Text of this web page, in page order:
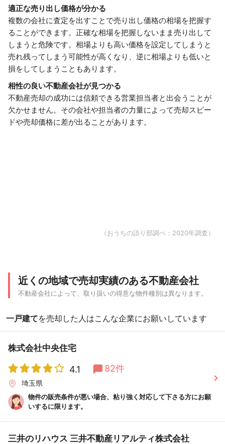
適正な売り出し価格が分かる
複数の会社に査定を出すことで売り出し価格の相場を把握す
ることができます。正確な相場を把握しないまま売り出して
しまうと危険です。相場よりも高い価格を設定してしまうと
売れ残ってしまう可能性が高くなり、逆に相場よりも低いと
損をしてしまうこともあります。
相性の良い不動産会社が見つかる
不動産売却の成功には信頼できる営業担当者と出会うことが
欠かせません。その会社や担当者の力量によって売却スピー
ドや売却価格に差が出ることがあります。
（おうちの語り部調べ：2020年調査）
近くの地域で売却実績のある不動産会社
不動産会社によって、取り扱いの得意な物件種別は異なります。
一戸建てを売却した人はこんな企業にお願いしています
株式会社中央住宅
4.1 82件
埼玉県
物件の販売条件が悪い場合、粘り強く対応して下さる方にお願
いするに限ります。
三井のリハウス 三井不動産リアルティ株式会社